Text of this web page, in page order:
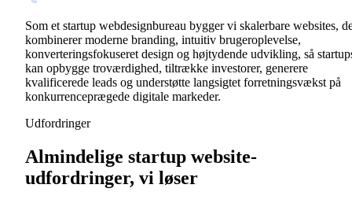
Som et startup webdesignbureau bygger vi skalerbare websites,
kombinerer moderne branding, intuitiv brugeroplevelse,
konverteringsfokuseret design og højtydende udvikling, så
kan opbygge troværdighed, tiltrække investorer, generere
kvalificerede leads og understøtte langsigtet forretningsvækst på
konkurrenceprægede digitale markeder.
Udfordringer
Almindelige startup website-
udfordringer, vi løser